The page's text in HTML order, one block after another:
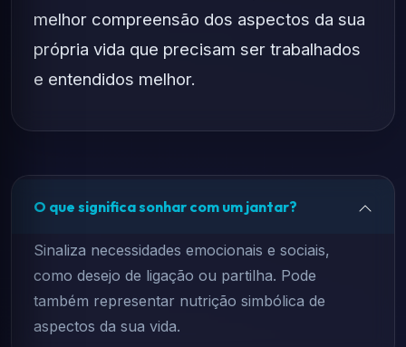
melhor compreensão dos aspectos da sua
própria vida que precisam ser trabalhados
e entendidos melhor.
O que significa sonhar com um jantar?
Sinaliza necessidades emocionais e sociais,
como desejo de ligação ou partilha. Pode
também representar nutrição simbólica de
aspectos da sua vida.